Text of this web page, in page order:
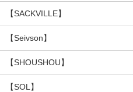
【SACKVILLE】
【Seivson】
【SHOUSHOU】
【SOL】